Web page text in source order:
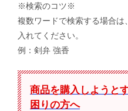
※検索のコツ※
複数ワードで検索する場合
入れてください。
例：剣弁 強香
商品を購入しようと
困りの方へ